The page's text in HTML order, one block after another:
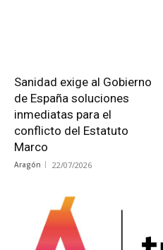
Sanidad exige al Gobierno
de España soluciones
inmediatas para el
conflicto del Estatuto
Marco
Aragón 22/07/2026